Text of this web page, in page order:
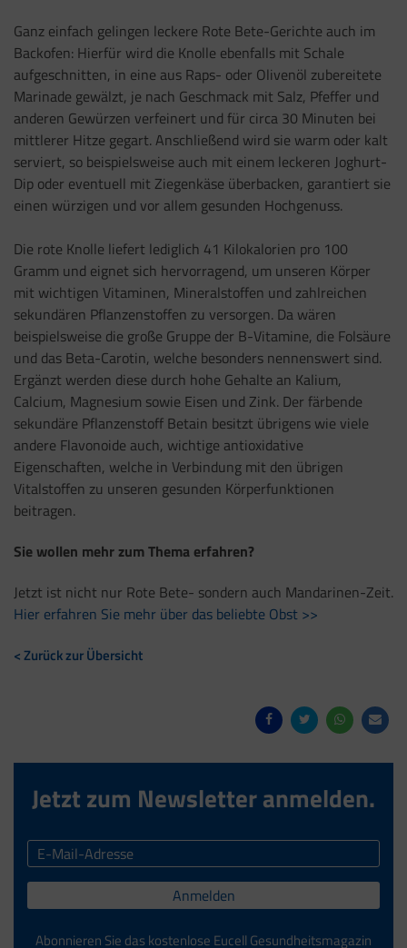
Ganz einfach gelingen leckere Rote Bete-Gerichte auch im
Backofen: Hierfür wird die Knolle ebenfalls mit Schale
aufgeschnitten, in eine aus Raps- oder Olivenöl zubereitete
Marinade gewälzt, je nach Geschmack mit Salz, Pfeffer und
anderen Gewürzen verfeinert und für circa 30 Minuten bei
mittlerer Hitze gegart. Anschließend wird sie warm oder kalt
serviert, so beispielsweise auch mit einem leckeren Joghurt-
Dip oder eventuell mit Ziegenkäse überbacken, garantiert sie
einen würzigen und vor allem gesunden Hochgenuss.
Die rote Knolle liefert lediglich 41 Kilokalorien pro 100
Gramm und eignet sich hervorragend, um unseren Körper
mit wichtigen Vitaminen, Mineralstoffen und zahlreichen
sekundären Pflanzenstoffen zu versorgen. Da wären
beispielsweise die große Gruppe der B-Vitamine, die Folsäure
und das Beta-Carotin, welche besonders nennenswert sind.
Ergänzt werden diese durch hohe Gehalte an Kalium,
Calcium, Magnesium sowie Eisen und Zink. Der färbende
sekundäre Pflanzenstoff Betain besitzt übrigens wie viele
andere Flavonoide auch, wichtige antioxidative
Eigenschaften, welche in Verbindung mit den übrigen
Vitalstoffen zu unseren gesunden Körperfunktionen
beitragen.
Sie wollen mehr zum Thema erfahren?
Jetzt ist nicht nur Rote Bete- sondern auch Mandarinen-Zeit.
Hier erfahren Sie mehr über das beliebte Obst >>
< Zurück zur Übersicht
Jetzt zum Newsletter anmelden.
Anmelden
Abonnieren Sie das kostenlose Eucell Gesundheitsmagazin